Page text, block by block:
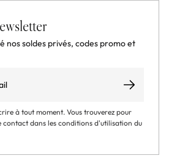
nos soldes privés, codes promo et
S’abonner
à tout moment. Vous trouverez pour
dans les conditions d'utilisation du